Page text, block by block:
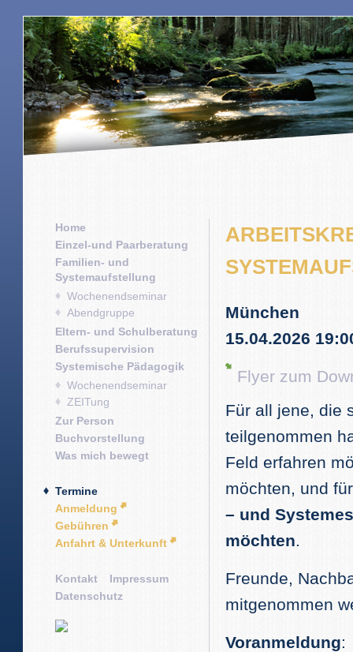
Home
Einzel-und Paarberatung
Familien- und
Systemaufstellung
Wochenendseminar
Abendgruppe
Eltern- und Schulberatung
Berufssupervision
Systemische Pädagogik
Wochenendseminar
ZEITung
Zur Person
Buchvorstellung
Was mich bewegt
Termine
Anmeldung
Gebühren
Anfahrt & Unterkunft
Kontakt
Impressum
Datenschutz
München
15.04.2026
Flyer zum
Für all jene, die
teilgenommen
Feld erfahren
möchten, und
– und
möchten.
Freunde,
mitgenommen
Voranmeldung: